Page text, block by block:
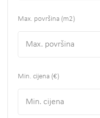
Max. površina (m2)
Min. cijena (€)